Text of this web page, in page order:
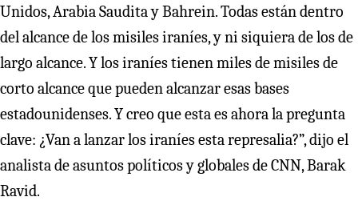
Unidos, Arabia Saudita y Bahrein. Todas están dentro
del alcance de los misiles iraníes, y ni siquiera de los de
largo alcance. Y los iraníes tienen miles de misiles de
corto alcance que pueden alcanzar esas bases
estadounidenses. Y creo que esta es ahora la pregunta
clave: ¿Van a lanzar los iraníes esta represalia?”, dijo el
analista de asuntos políticos y globales de CNN, Barak
Ravid.